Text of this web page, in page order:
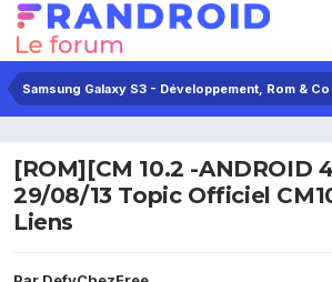
[ROM][CM 10.2 -ANDROID
29/08/13 Topic Officiel
Liens